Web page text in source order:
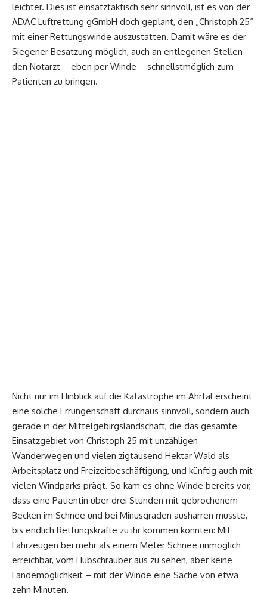
leichter. Dies ist einsatztaktisch sehr sinnvoll, ist es von der
ADAC Luftrettung gGmbH doch geplant, den „Christoph 25“
mit einer Rettungswinde auszustatten. Damit wäre es der
Siegener Besatzung möglich, auch an entlegenen Stellen
den Notarzt – eben per Winde – schnellstmöglich zum
Patienten zu bringen.
Nicht nur im Hinblick auf die Katastrophe im Ahrtal erscheint
eine solche Errungenschaft durchaus sinnvoll, sondern auch
gerade in der Mittelgebirgslandschaft, die das gesamte
Einsatzgebiet von Christoph 25 mit unzähligen
Wanderwegen und vielen zigtausend Hektar Wald als
Arbeitsplatz und Freizeitbeschäftigung, und künftig auch mit
vielen Windparks prägt. So kam es ohne Winde bereits vor,
dass eine Patientin über drei Stunden mit gebrochenem
Becken im Schnee und bei Minusgraden ausharren musste,
bis endlich Rettungskräfte zu ihr kommen konnten: Mit
Fahrzeugen bei mehr als einem Meter Schnee unmöglich
erreichbar, vom Hubschrauber aus zu sehen, aber keine
Landemöglichkeit – mit der Winde eine Sache von etwa
zehn Minuten.